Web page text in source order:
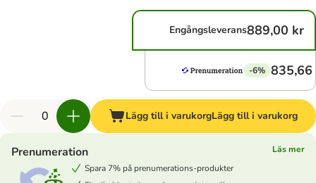
Engångsleverans889,00 kr
-6% 835,66
Lägg till i varukorgLägg till i varukorg
Prenumeration
Läs mer
Spara 7% på prenumerations-produkter